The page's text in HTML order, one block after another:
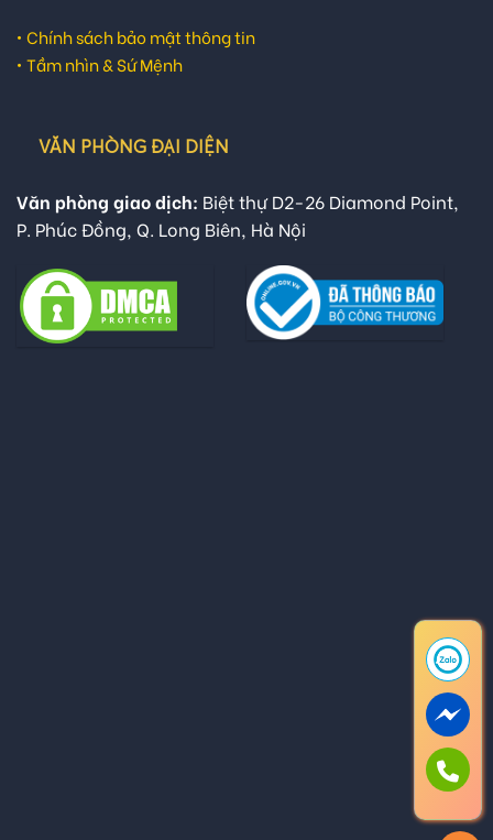
• Chính sách bảo mật thông tin
• Tầm nhìn & Sứ Mệnh
VĂN PHÒNG ĐẠI DIỆN
Văn phòng giao dịch: Biệt thự D2-26 Diamond Point,
P. Phúc Đồng, Q. Long Biên, Hà Nội